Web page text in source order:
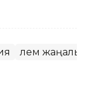
Әлем